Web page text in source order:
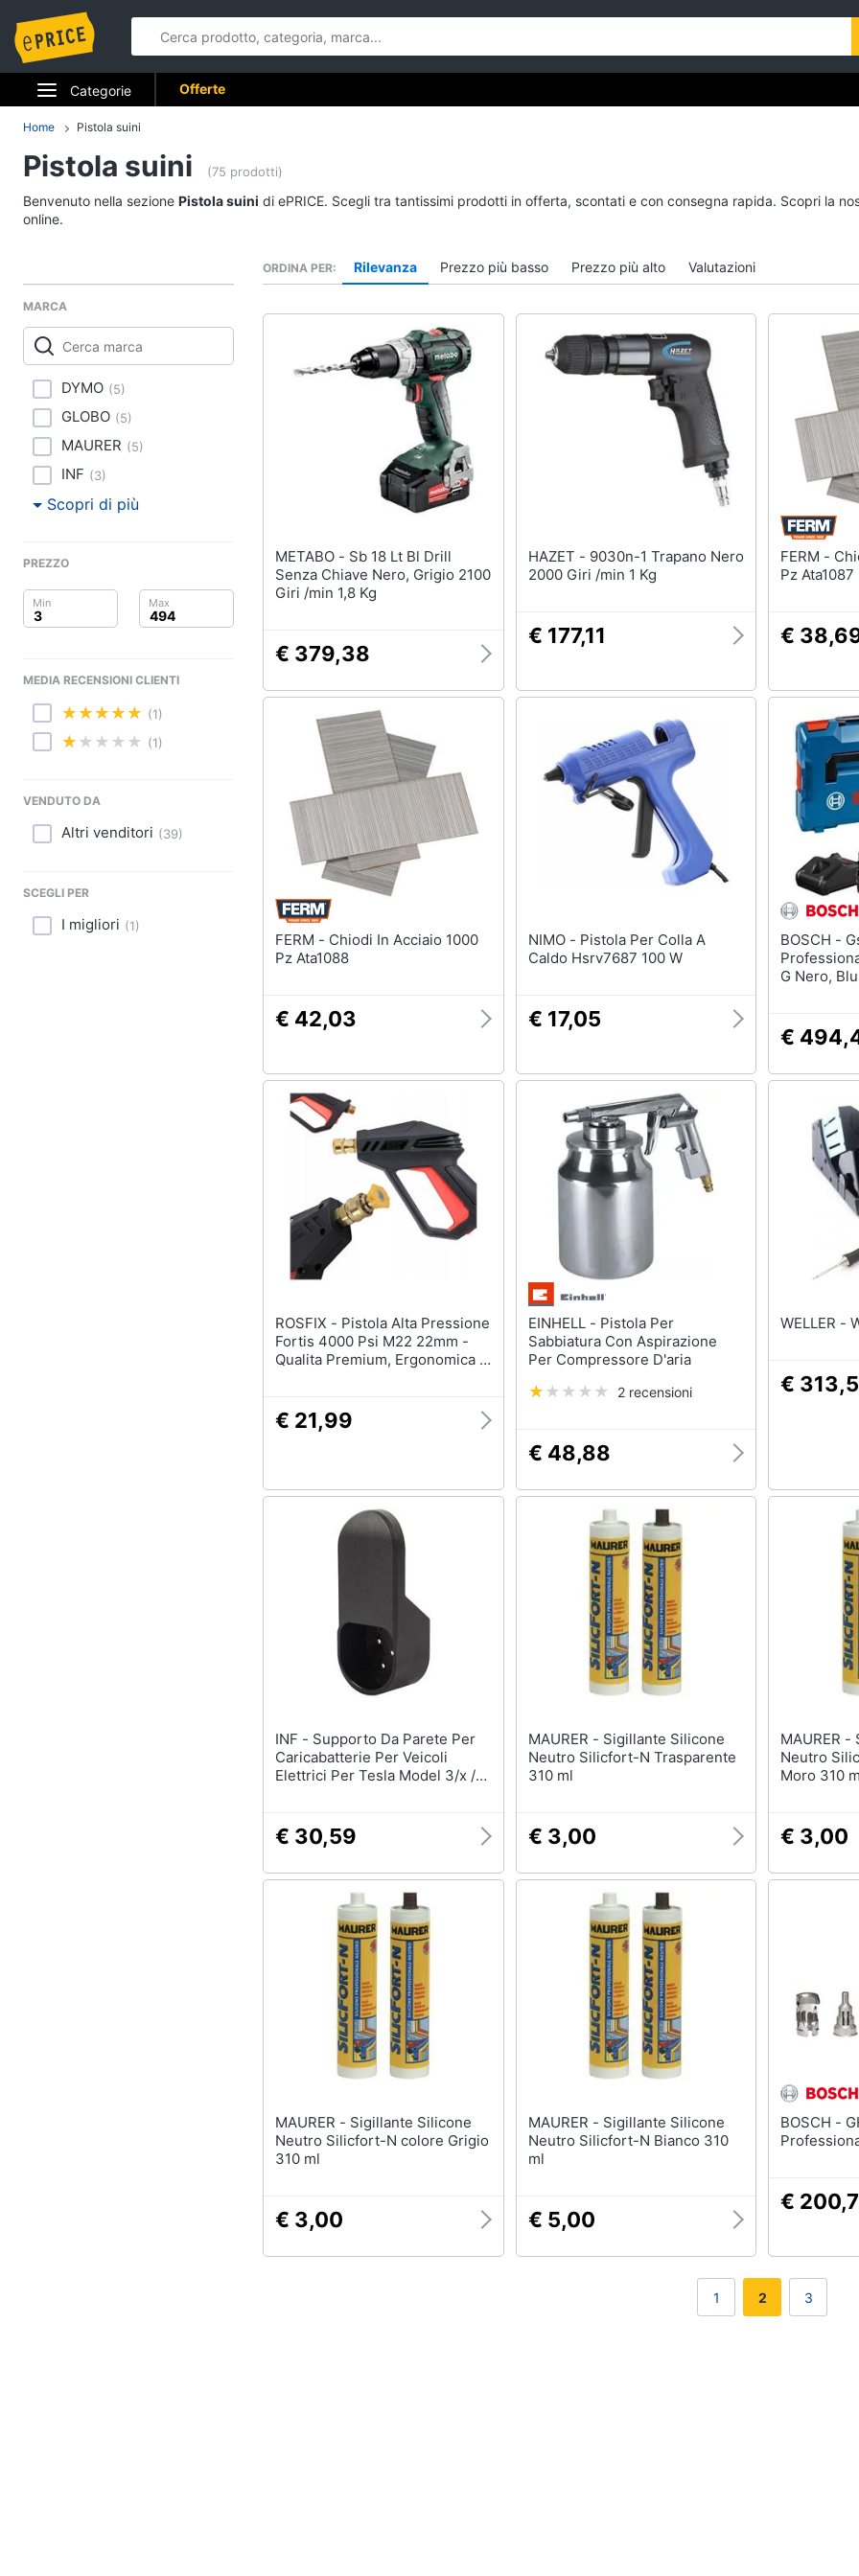
Categorie
Elettrodomestici
Informatica
Videogiochi
Audio e musica
Arredo
Brico e Giardinaggio
Prima infanzia
Fotografia
Offerte
Home Pistola suini
Pistola suini (75 prodotti)
Benvenuto nella sezione Pistola suini di ePRICE. Scegli tra tantissimi prodotti in offerta, scontati e con consegna rapida. Scopri la
online.
MARCA
DYMO (5)
GLOBO (5)
MAURER (5)
INF (3)
Scopri di più
PREZZO
MEDIA RECENSIONI CLIENTI
(1)
(1)
VENDUTO DA
Altri venditori (39)
SCEGLI PER
I migliori (1)
ORDINA PER Rilevanza Prezzo più basso Prezzo più alto Valutazioni
METABO - Sb 18 Lt Bl Drill
Senza Chiave Nero, Grigio 2100
Giri /min 1,8 Kg
€ 379,38
HAZET - 9030n-1 Trapano Nero
2000 Giri /min 1 Kg
€ 177,11
FERM - Chiodi In Acciaio 1000
Pz Ata1087
€
FERM - Chiodi In Acciaio 1000
Pz Ata1088
€ 42,03
NIMO - Pistola Per Colla A
Caldo Hsrv7687 100 W
€ 17,05
BOSCH - Gsr 12v-35 Fc
G Nero,
€
ROSFIX - Pistola Alta Pressione
Fortis 4000 Psi M22 22mm -
Qualita Premium, Ergonomica |
Idropulitrici M22-14
€ 21,99
EINHELL - Pistola Per
Sabbiatura Con Aspirazione
Per Compressore D'aria
2 recensioni
€ 48,88
€
INF - Supporto Da Parete Per
Caricabatterie Per Veicoli
Elettrici Per Tesla Model 3/x /s
€ 30,59
MAURER - Sigillante Silicone
Neutro Silicfort-N Trasparente
310 ml
€ 3,00
MAURER - Sigillante Silicone
Neutro
Moro 310
€ 3,00
MAURER - Sigillante Silicone
Neutro Silicfort-N colore Grigio
310 ml
€ 3,00
MAURER - Sigillante Silicone
Neutro Silicfort-N Bianco 310
ml
€ 5,00
BOSCH - GHG 18V-50
€
1 2 3